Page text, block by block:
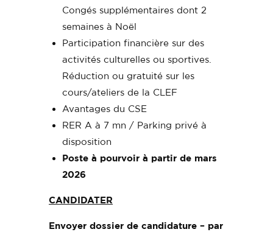
Congés supplémentaires dont 2
semaines à Noël
Participation financière sur des
activités culturelles ou sportives.
Réduction ou gratuité sur les
cours/ateliers de la CLEF
Avantages du CSE
RER A à 7 mn / Parking privé à
disposition
Poste à pourvoir à partir de mars
2026
CANDIDATER
Envoyer dossier de candidature – par